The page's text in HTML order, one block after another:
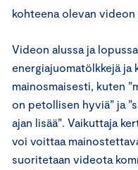
kohteena olevan
Videon alussa ja
energiajuomatölkkejä
mainosmaisesti, kuten
on petollisen hyviä” ja
ajan lisää”. Vaikuttaja
voi voittaa
suoritetaan videota